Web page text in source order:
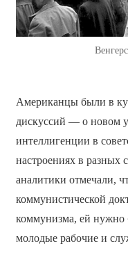
Американцы были в
дискуссий — о новом
интеллигенции в
настроениях в
аналитики отмечали,
коммунистической
коммунизма, ей нужно
молодые рабочие и